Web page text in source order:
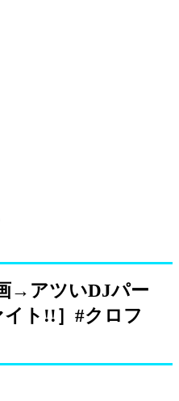
→アツいDJパー
ト!!］#クロフ